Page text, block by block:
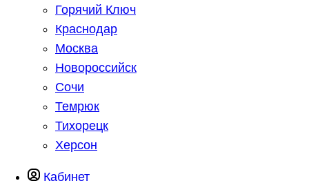
Горячий Ключ
Краснодар
Москва
Новороссийск
Сочи
Темрюк
Тихорецк
Херсон
Кабинет